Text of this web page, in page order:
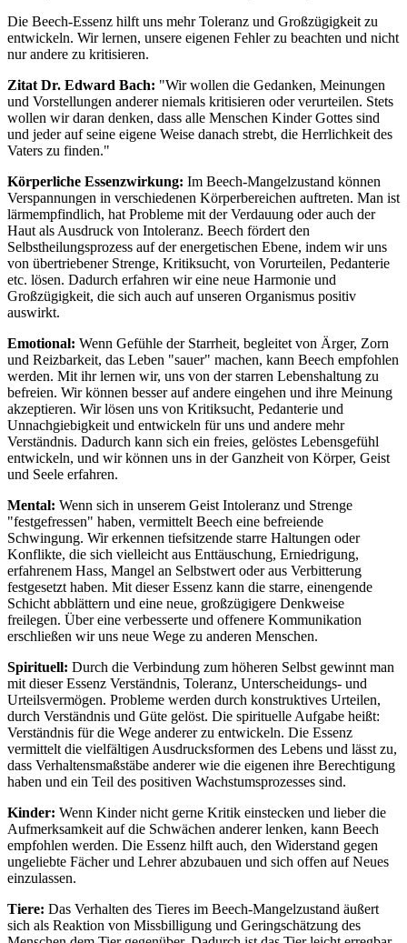
Die Beech-Essenz hilft uns mehr Toleranz und Großzügigkeit zu
entwickeln. Wir lernen, unsere eigenen Fehler zu beachten und nicht
nur andere zu kritisieren.
Zitat Dr. Edward Bach: "Wir wollen die Gedanken, Meinungen
und Vorstellungen anderer niemals kritisieren oder verurteilen. Stets
wollen wir daran denken, dass alle Menschen Kinder Gottes sind
und jeder auf seine eigene Weise danach strebt, die Herrlichkeit des
Vaters zu finden."
Körperliche Essenzwirkung: Im Beech-Mangelzustand können
Verspannungen in verschiedenen Körperbereichen auftreten. Man ist
lärmempfindlich, hat Probleme mit der Verdauung oder auch der
Haut als Ausdruck von Intoleranz. Beech fördert den
Selbstheilungsprozess auf der energetischen Ebene, indem wir uns
von übertriebener Strenge, Kritiksucht, von Vorurteilen, Pedanterie
etc. lösen. Dadurch erfahren wir eine neue Harmonie und
Großzügigkeit, die sich auch auf unseren Organismus positiv
auswirkt.
Emotional: Wenn Gefühle der Starrheit, begleitet von Ärger, Zorn
und Reizbarkeit, das Leben "sauer" machen, kann Beech empfohlen
werden. Mit ihr lernen wir, uns von der starren Lebenshaltung zu
befreien. Wir können besser auf andere eingehen und ihre Meinung
akzeptieren. Wir lösen uns von Kritiksucht, Pedanterie und
Unnachgiebigkeit und entwickeln für uns und andere mehr
Verständnis. Dadurch kann sich ein freies, gelöstes Lebensgefühl
entwickeln, und wir können uns in der Ganzheit von Körper, Geist
und Seele erfahren.
Mental: Wenn sich in unserem Geist Intoleranz und Strenge
"festgefressen" haben, vermittelt Beech eine befreiende
Schwingung. Wir erkennen tiefsitzende starre Haltungen oder
Konflikte, die sich vielleicht aus Enttäuschung, Erniedrigung,
erfahrenem Hass, Mangel an Selbstwert oder aus Verbitterung
festgesetzt haben. Mit dieser Essenz kann die starre, einengende
Schicht abblättern und eine neue, großzügigere Denkweise
freilegen. Über eine verbesserte und offenere Kommunikation
erschließen wir uns neue Wege zu anderen Menschen.
Spirituell: Durch die Verbindung zum höheren Selbst gewinnt man
mit dieser Essenz Verständnis, Toleranz, Unterscheidungs- und
Urteilsvermögen. Probleme werden durch konstruktives Urteilen,
durch Verständnis und Güte gelöst. Die spirituelle Aufgabe heißt:
Verständnis für die Wege anderer zu entwickeln. Die Essenz
vermittelt die vielfältigen Ausdrucksformen des Lebens und lässt zu,
dass Verhaltensmaßstäbe anderer wie die eigenen ihre Berechtigung
haben und ein Teil des positiven Wachstumsprozesses sind.
Kinder: Wenn Kinder nicht gerne Kritik einstecken und lieber die
Aufmerksamkeit auf die Schwächen anderer lenken, kann Beech
empfohlen werden. Die Essenz hilft auch, den Widerstand gegen
ungeliebte Fächer und Lehrer abzubauen und sich offen auf Neues
einzulassen.
Tiere: Das Verhalten des Tieres im Beech-Mangelzustand äußert
sich als Reaktion von Missbilligung und Geringschätzung des